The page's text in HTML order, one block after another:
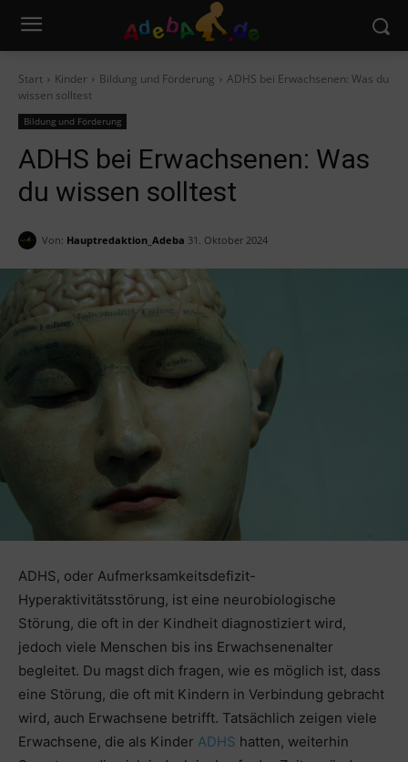
Start Kinder Bildung und Förderung
ADHS bei Erwachsenen: Was du
wissen solltest
Bildung und Förderung
ADHS bei Erwachsenen: Was
du wissen solltest
Von: Hauptredaktion_Adeba 31. Oktober 2024
ADHS, oder Aufmerksamkeitsdefizit-
Hyperaktivitätsstörung, ist eine neurobiologische
Störung, die oft in der Kindheit diagnostiziert wird,
jedoch viele Menschen bis ins Erwachsenenalter
begleitet. Du magst dich fragen, wie es möglich ist, dass
eine Störung, die oft mit Kindern in Verbindung gebracht
wird, auch Erwachsene betrifft. Tatsächlich zeigen viele
Erwachsene, die als Kinder ADHS hatten, weiterhin